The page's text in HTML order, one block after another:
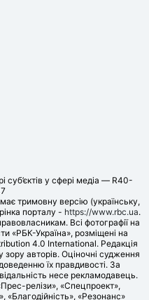
суб’єктів у сфері медіа — R40-
тримовну версію (українську,
порталу - https://www.rbc.ua.
Всі фотографії на
«РБК-Україна», розміщені на
4.0 International. Редакція
авторів. Оціночні судження
їх правдивості. За
несе рекламодавець.
релізи», «Спецпроект»,
«Благодійність», «Резонанс»